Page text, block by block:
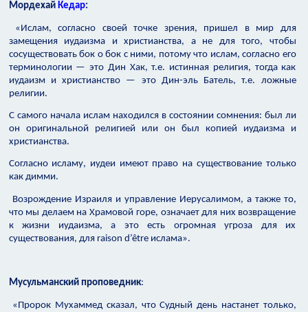
Мордехай Кедар:
«Ислам, согласно своей точке зрения, пришел в мир для
замещения иудаизма и христианства, а не для того, чтобы
сосуществовать бок о бок с ними, потому что ислам, согласно его
терминологии — это Дин Хак, т.е. истинная религия, тогда как
иудаизм и христианство — это Дин-эль Батель, т.е. ложные
религии.
С самого начала ислам находился в состоянии сомнения: был ли
он оригинальной религией или он был копией иудаизма и
христианства.
Согласно исламу, иудеи имеют право на существование только
как димми.
Возрождение Израиля и управление Иерусалимом, а также то,
что мы делаем на Храмовой горе, означает для них возвращение
к жизни иудаизма, а это есть огромная угроза для их
существования, для raison d’être ислама».
Мусульманский проповедник:
«Пророк Мухаммед сказал, что Судный день настанет только,